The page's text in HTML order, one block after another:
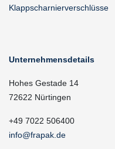
Klappscharnierverschlüsse
Unternehmensdetails
Hohes Gestade 14
72622 Nürtingen
+49 7022 506400
info@frapak.de